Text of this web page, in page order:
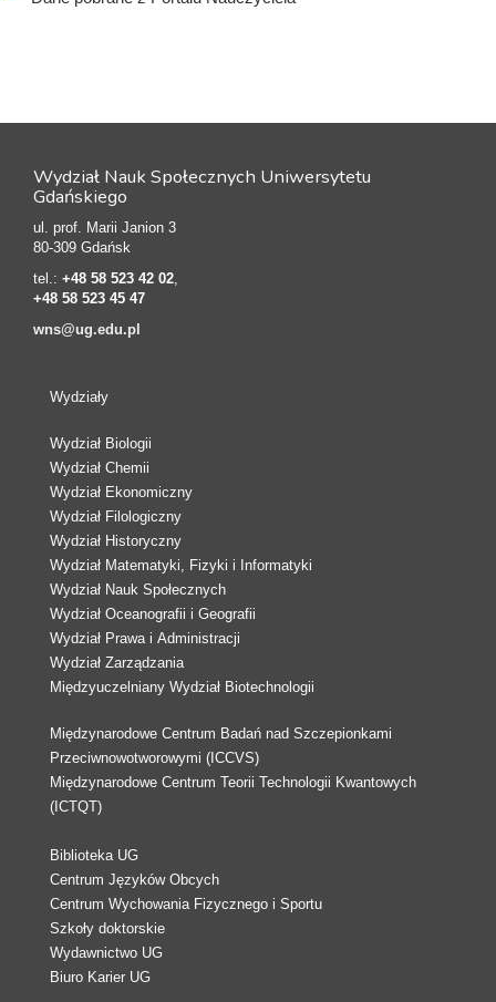
Wydział Nauk Społecznych Uniwersytetu
Gdańskiego
ul. prof. Marii Janion 3
80-309 Gdańsk
tel.: +48 58 523 42 02
+48 58 523 45 47
wns@ug.edu.pl
Wydziały
Wydział Biologii
Wydział Chemii
Wydział Ekonomiczny
Wydział Filologiczny
Wydział Historyczny
Wydział Matematyki, Fizyki i Informatyki
Wydział Nauk Społecznych
Wydział Oceanografii i Geografii
Wydział Prawa i Administracji
Wydział Zarządzania
Międzyuczelniany Wydział Biotechnologii
Międzynarodowe Centrum Badań nad Szczepionkami
Przeciwnowotworowymi (ICCVS)
Międzynarodowe Centrum Teorii Technologii Kwantowych
(ICTQT)
Biblioteka UG
Centrum Języków Obcych
Centrum Wychowania Fizycznego i Sportu
Szkoły doktorskie
Wydawnictwo UG
Biuro Karier UG